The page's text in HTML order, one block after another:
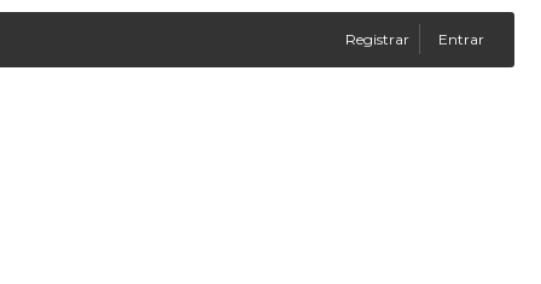
Registrar Entrar